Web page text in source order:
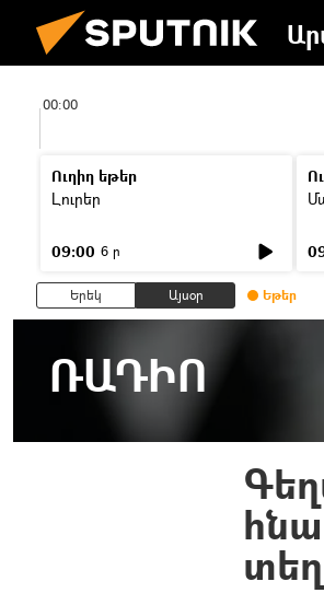
00:00
Ուղիղ եթեր
Լուրեր
09:00 6 ր
Երեկ Այսօր Եթեր
ՌԱԴԻՈ